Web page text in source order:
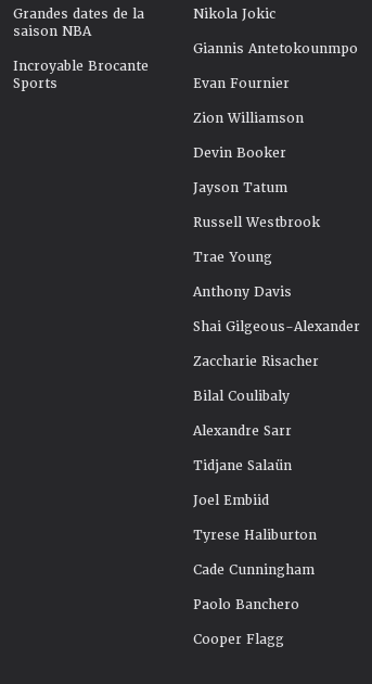
Grandes dates de la
saison NBA
Incroyable Brocante
Sports
Nikola Jokic
Giannis Antetokounmpo
Evan Fournier
Zion Williamson
Devin Booker
Jayson Tatum
Russell Westbrook
Trae Young
Anthony Davis
Shai Gilgeous-Alexander
Zaccharie Risacher
Bilal Coulibaly
Alexandre Sarr
Tidjane Salaün
Joel Embiid
Tyrese Haliburton
Cade Cunningham
Paolo Banchero
Cooper Flagg